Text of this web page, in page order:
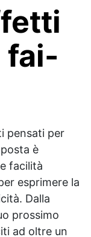
fai-
pensati per
è
facilità
esprimere la
Dalla
prossimo
ad oltre un